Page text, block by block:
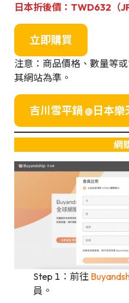
日本折後價 ：TWD632（
立即購買
注意：商品價格、數量等
其網站為準。
吉川雪平鍋 @日本樂
網
Step 1：前往
員。